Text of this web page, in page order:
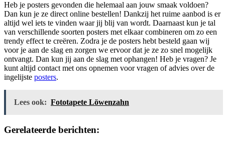
Heb je posters gevonden die helemaal aan jouw smaak voldoen?
Dan kun je ze direct online bestellen! Dankzij het ruime aanbod is er
altijd wel iets te vinden waar jij blij van wordt. Daarnaast kun je tal
van verschillende soorten posters met elkaar combineren om zo een
trendy effect te creëren. Zodra je de posters hebt besteld gaan wij
voor je aan de slag en zorgen we ervoor dat je ze zo snel mogelijk
ontvangt. Dan kun jij aan de slag met ophangen! Heb je vragen? Je
kunt altijd contact met ons opnemen voor vragen of advies over de
ingelijste posters.
Lees ook: Fototapete Löwenzahn
Gerelateerde berichten: